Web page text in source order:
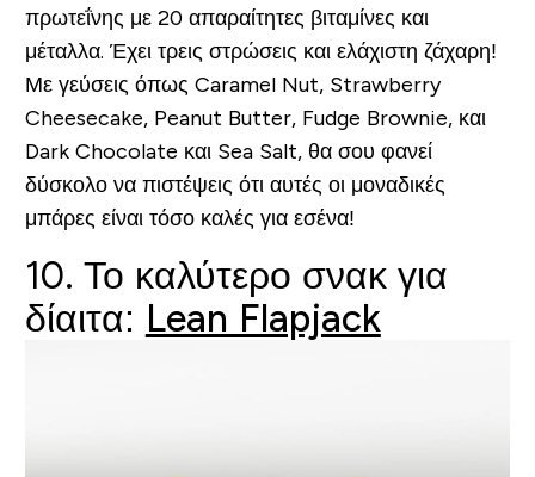
πρωτεΐνης με 20 απαραίτητες βιταμίνες και
μέταλλα. Έχει τρεις στρώσεις και ελάχιστη ζάχαρη!
Με γεύσεις όπως Caramel Nut, Strawberry
Cheesecake, Peanut Butter, Fudge Brownie, και
Dark Chocolate και Sea Salt, θα σου φανεί
δύσκολο να πιστέψεις ότι αυτές οι μοναδικές
μπάρες είναι τόσο καλές για εσένα!
10. Το καλύτερο σνακ για
δίαιτα: Lean Flapjack